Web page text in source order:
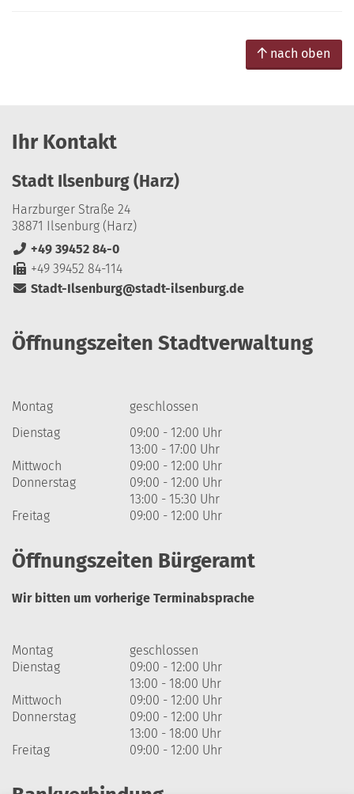
nach oben
Ihr Kontakt
Stadt Ilsenburg (Harz)
Harzburger Straße 24
38871 Ilsenburg (Harz)
+49 39452 84-0
+49 39452 84-114
Stadt-Ilsenburg@stadt-ilsenburg.de
Öffnungszeiten Stadtverwaltung
Montag
geschlossen
Dienstag
09:00 - 12:00 Uhr
13:00 - 17:00 Uhr
Mittwoch
09:00 - 12:00 Uhr
Donnerstag
09:00 - 12:00 Uhr
13:00 - 15:30 Uhr
Freitag
09:00 - 12:00 Uhr
Öffnungszeiten Bürgeramt
Wir bitten um vorherige Terminabsprache
Montag
geschlossen
Dienstag
09:00 - 12:00 Uhr
13:00 - 18:00 Uhr
Mittwoch
09:00 - 12:00 Uhr
Donnerstag
09:00 - 12:00 Uhr
13:00 - 18:00 Uhr
Freitag
09:00 - 12:00 Uhr